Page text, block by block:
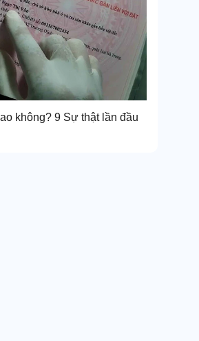
không? 9 Sự thật lần đầu